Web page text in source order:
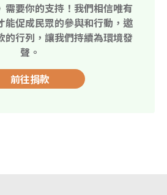
需要你的支持！我們相信唯有
能促成民眾的參與和行動，邀
的行列，讓我們持續為環境發
聲。
前往捐款